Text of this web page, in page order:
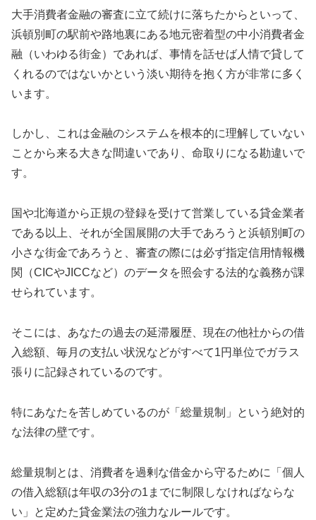
大手消費者金融の審査に立て続けに落ちたからといって、
浜頓別町の駅前や路地裏にある地元密着型の中小消費者金
融（いわゆる街金）であれば、事情を話せば人情で貸して
くれるのではないかという淡い期待を抱く方が非常に多く
います。
しかし、これは金融のシステムを根本的に理解していない
ことから来る大きな間違いであり、命取りになる勘違いで
す。
国や北海道から正規の登録を受けて営業している貸金業者
である以上、それが全国展開の大手であろうと浜頓別町の
小さな街金であろうと、審査の際には必ず指定信用情報機
関（CICやJICCなど）のデータを照会する法的な義務が課
せられています。
そこには、あなたの過去の延滞履歴、現在の他社からの借
入総額、毎月の支払い状況などがすべて1円単位でガラス
張りに記録されているのです。
特にあなたを苦しめているのが「総量規制」という絶対的
な法律の壁です。
総量規制とは、消費者を過剰な借金から守るために「個人
の借入総額は年収の3分の1までに制限しなければならな
い」と定めた貸金業法の強力なルールです。